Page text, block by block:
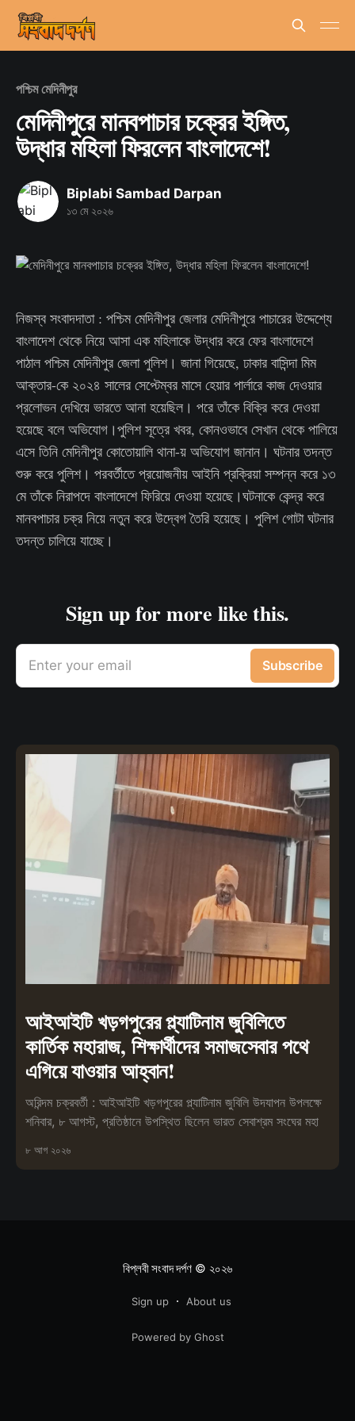
পশ্চিম মেদিনীপুর
মেদিনীপুরে মানবপাচার চক্রের ইঙ্গিত,
উদ্ধার মহিলা ফিরলেন বাংলাদেশে!
Biplabi Sambad Darpan
১৩ মে ২০২৬
নিজস্ব সংবাদদাতা : পশ্চিম মেদিনীপুর জেলার মেদিনীপুরে পাচারের উদ্দেশ্যে
বাংলাদেশ থেকে নিয়ে আসা এক মহিলাকে উদ্ধার করে ফের বাংলাদেশে
পাঠাল পশ্চিম মেদিনীপুর জেলা পুলিশ। জানা গিয়েছে, ঢাকার বাসিন্দা মিম
আক্তার-কে ২০২৪ সালের সেপ্টেম্বর মাসে হেয়ার পার্লারে কাজ দেওয়ার
প্রলোভন দেখিয়ে ভারতে আনা হয়েছিল। পরে তাঁকে বিক্রি করে দেওয়া
হয়েছে বলে অভিযোগ।পুলিশ সূত্রে খবর, কোনওভাবে সেখান থেকে পালিয়ে
এসে তিনি মেদিনীপুর কোতোয়ালি থানা-য় অভিযোগ জানান। ঘটনার তদন্ত
শুরু করে পুলিশ। পরবর্তীতে প্রয়োজনীয় আইনি প্রক্রিয়া সম্পন্ন করে ১৩
মে তাঁকে নিরাপদে বাংলাদেশে ফিরিয়ে দেওয়া হয়েছে।ঘটনাকে কেন্দ্র করে
মানবপাচার চক্র নিয়ে নতুন করে উদ্বেগ তৈরি হয়েছে। পুলিশ গোটা ঘটনার
তদন্ত চালিয়ে যাচ্ছে।
Sign up for more like this.
Enter your email Subscribe
আইআইটি খড়গপুরের প্ল্যাটিনাম জুবিলিতে
কার্তিক মহারাজ, শিক্ষার্থীদের সমাজসেবার পথে
এগিয়ে যাওয়ার আহ্বান!
অরিন্দম চক্রবর্তী : আইআইটি খড়গপুরের প্ল্যাটিনাম জুবিলি উদযাপন উপলক্ষে
শনিবার, ৮ আগস্ট, প্রতিষ্ঠানে উপস্থিত ছিলেন ভারত সেবাশ্রম সংঘের মহা
৮ আগ ২০২৬
বিপ্লবী সংবাদ দর্পণ© ২০২৬
Sign up About us
Powered by Ghost